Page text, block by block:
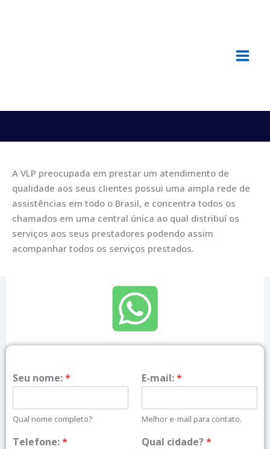
A VLP preocupada em prestar um atendimento de
qualidade aos seus clientes possui uma ampla rede de
assistências em todo o Brasil, e concentra todos os
chamados em uma central única ao qual distribuí os
serviços aos seus prestadores podendo assim
acompanhar todos os serviços prestados.
Seu nome:*
Qual nome completo?
E-mail:*
Melhor e-mail para contato.
Telefone:* Qual cidade?*